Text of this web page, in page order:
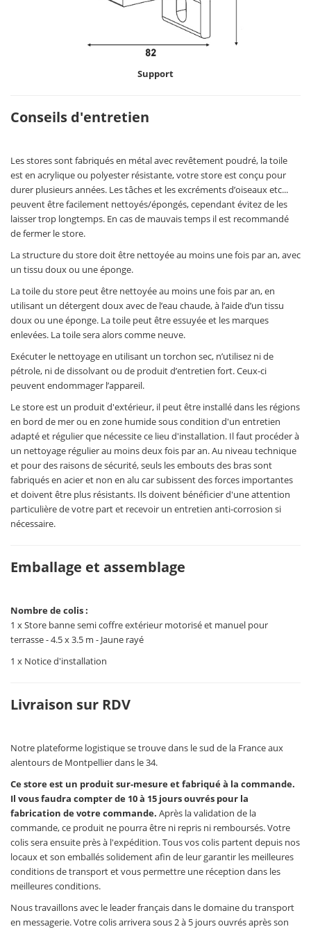
Support
Conseils d'entretien
Les stores sont fabriqués en métal avec revêtement poudré, la toile
est en acrylique ou polyester résistante, votre store est conçu pour
durer plusieurs années. Les tâches et les excréments d’oiseaux etc...
peuvent être facilement nettoyés/épongés, cependant évitez de les
laisser trop longtemps. En cas de mauvais temps il est recommandé
de fermer le store.
La structure du store doit être nettoyée au moins une fois par an, avec
un tissu doux ou une éponge.
La toile du store peut être nettoyée au moins une fois par an, en
utilisant un détergent doux avec de l’eau chaude, à l’aide d’un tissu
doux ou une éponge. La toile peut être essuyée et les marques
enlevées. La toile sera alors comme neuve.
Exécuter le nettoyage en utilisant un torchon sec, n’utilisez ni de
pétrole, ni de dissolvant ou de produit d’entretien fort. Ceux-ci
peuvent endommager l’appareil.
Le store est un produit d'extérieur, il peut être installé dans les régions
en bord de mer ou en zone humide sous condition d'un entretien
adapté et régulier que nécessite ce lieu d'installation. Il faut procéder à
un nettoyage régulier au moins deux fois par an. Au niveau technique
et pour des raisons de sécurité, seuls les embouts des bras sont
fabriqués en acier et non en alu car subissent des forces importantes
et doivent être plus résistants. Ils doivent bénéficier d'une attention
particulière de votre part et recevoir un entretien anti-corrosion si
nécessaire.
Emballage et assemblage
Nombre de colis :
1 x Store banne semi coffre extérieur motorisé et manuel pour
terrasse - 4.5 x 3.5 m - Jaune rayé
1 x Notice d'installation
Livraison sur RDV
Notre plateforme logistique se trouve dans le sud de la France aux
alentours de Montpellier dans le 34.
Ce store est un produit sur-mesure et fabriqué à la commande.
Il vous faudra compter de 10 à 15 jours ouvrés pour la
fabrication de votre commande. Après la validation de la
commande, ce produit ne pourra être ni repris ni remboursés. Votre
colis sera ensuite près à l'expédition. Tous vos colis partent depuis nos
locaux et son emballés solidement afin de leur garantir les meilleures
conditions de transport et vous permettre une réception dans les
meilleures conditions.
Nous travaillons avec le leader français dans le domaine du transport
en messagerie. Votre colis arrivera sous 2 à 5 jours ouvrés après son